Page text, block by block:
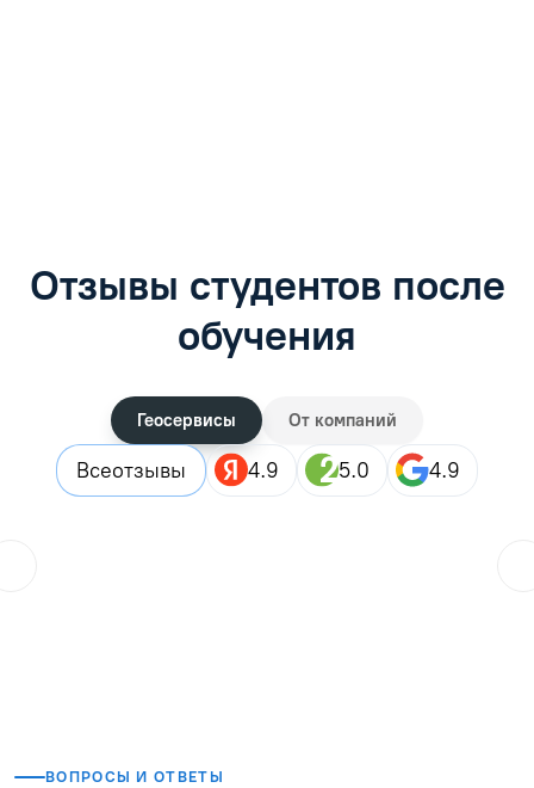
Отзывы студентов после
обучения
Геосервисы От компаний
Всеотзывы 4.9 5.0 4.9
ВОПРОСЫ И ОТВЕТЫ